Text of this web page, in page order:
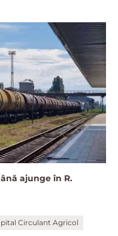
ajunge în R.
Circulant Agricol